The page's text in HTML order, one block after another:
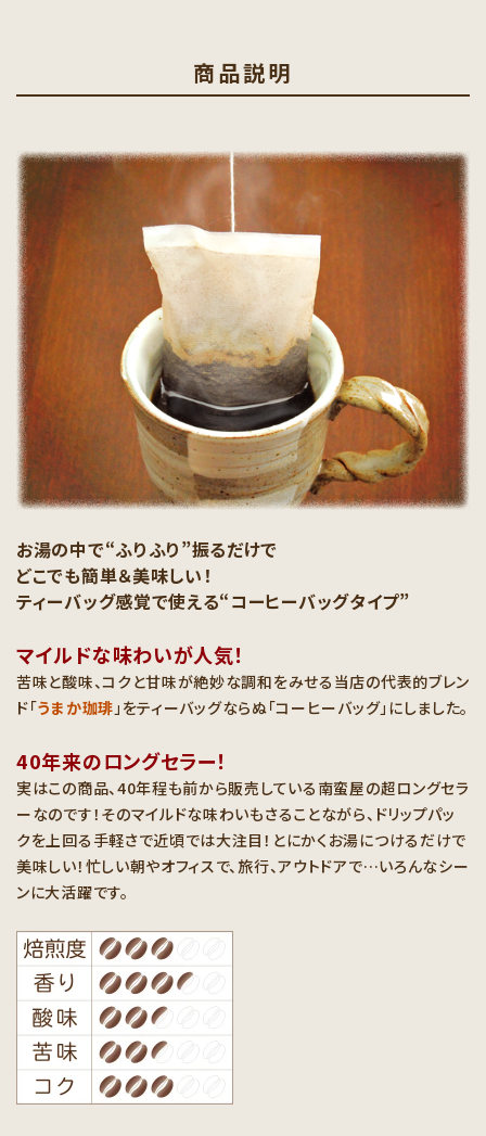
商品説明
お湯の中で“ふりふり”振るだけで
どこでも簡単＆美味しい！
ティーバッグ感覚で使える“コーヒーバッグタイプ”
マイルドな味わいが人気！
苦味と酸味、コクと甘味が絶妙な調和をみせる当店の代表的ブレン
ド「うまか珈琲 」をティーバッグならぬ「コーヒーバッグ」にしました。
40年来のロングセラー！
実はこの商品、40年程も前から販売している南蛮屋の超ロングセラ
ーなのです！そのマイルドな味わいもさることながら、ドリップパッ
クを上回る手軽さで近頃では大注目！とにかくお湯につけるだけで
美味しい！忙しい朝やオフィスで、旅行、アウトドアで…いろんなシー
ンに大活躍です。